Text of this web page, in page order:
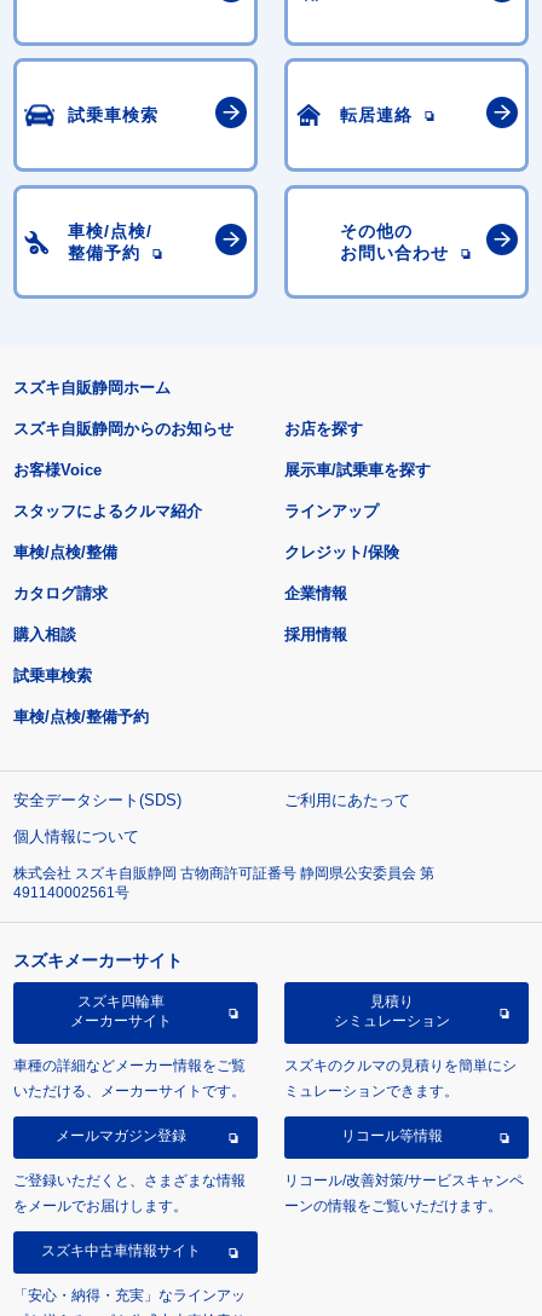
試乗車検索 転居連絡
車検/点検/
整備予約
その他の
お問い合わせ
スズキ自販静岡ホーム
スズキ自販静岡からのお知らせ
お客様Voice
スタッフによるクルマ紹介
お店を探す
展示車/試乗車を探す
ラインアップ
車検/点検/整備 クレジット/保険
カタログ請求
購入相談
試乗車検索
車検/点検/整備予約
企業情報
採用情報
安全データシート(SDS)
ご利用にあたって
個人情報について
株式会社 スズキ自販静岡 古物商許可証番号 静岡県公安委員会 第
491140002561号
スズキメーカーサイト
スズキ四輪車
メーカーサイト
車種の詳細などメーカー情報をご覧
いただける、メーカーサイトです。
見積り
シミュレーション
スズキのクルマの見積りを簡単にシ
ミュレーションできます。
メールマガジン登録
ご登録いただくと、さまざまな情報
をメールでお届けします。
リコール等情報
リコール/改善対策/サービスキャンペ
ーンの情報をご覧いただけます。
スズキ中古車情報サイト
「安心・納得・充実」なラインアッ